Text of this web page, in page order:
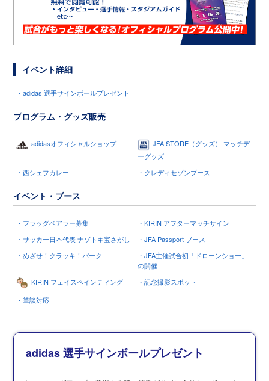
イベント詳細
・adidas 選手サインボールプレゼント
プログラム・グッズ販売
adidasオフィシャルショップ
JFA STORE（グッズ） マッチデ
ーグッズ
・西シェフカレー
・クレディセゾンブース
イベント・ブース
・フラッグベアラー募集
・KIRIN アフターマッチサイン
・サッカー日本代表 ナゾトキ宝さがし
・JFA Passport ブース
・めざせ！クラッキ！パーク
・JFA主催試合初「ドローンショー」
の開催
KIRIN フェイスペインティング
・記念撮影スポット
・筆談対応
adidas 選手サインボールプレゼント